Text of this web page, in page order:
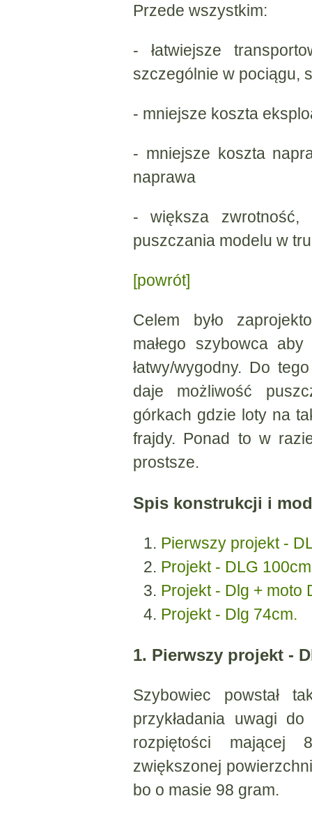
Przede wszystkim:
- łatwiejsze
szczególnie w pociągu,
- mniejsze koszta
- mniejsze koszta
naprawa
- większa
puszczania modelu w
[powrót]
Celem było
małego szybowca
łatwy/wygodny. Do
daje możliwość
górkach gdzie loty na
frajdy. Ponad to w
prostsze.
Spis konstrukcji i
Pierwszy projekt -
Projekt - DLG
Projekt - Dlg + moto
Projekt - Dlg 74cm.
1. Pierwszy projekt -
Szybowiec powstał
przykładania uwagi
rozpiętości
zwiększonej
bo o masie 98 gram.